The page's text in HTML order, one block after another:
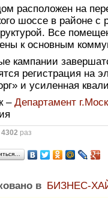
расположен на
шоссе в районе с
Все
к основным
кампании
регистрация на
и усиленная
–Департамент
4302 раз
в БИЗНЕС-